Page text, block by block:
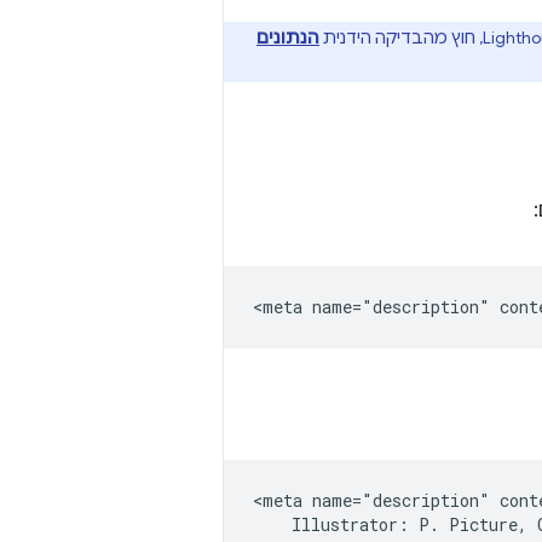
הנתונים
<meta name="description"
Illustrator: P. Picture,